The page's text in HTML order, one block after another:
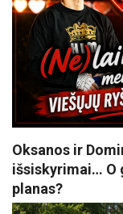
Oksanos ir
išsiskyrimai… O
planas?